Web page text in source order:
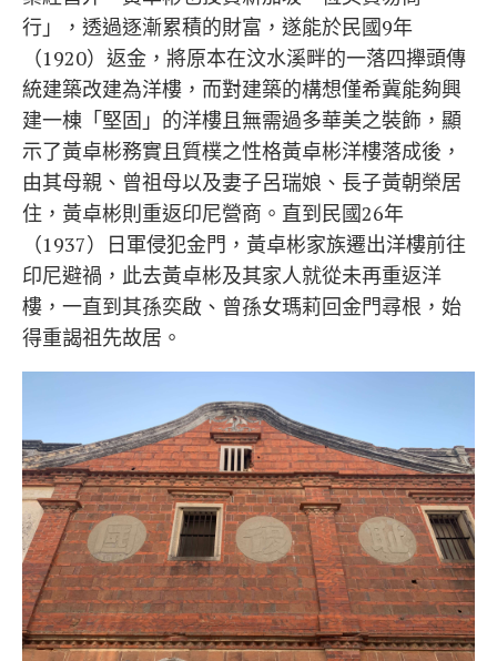
行」，透過逐漸累積的財富，遂能於民國9年
（1920）返金，將原本在汶水溪畔的一落四攑頭傳
統建築改建為洋樓，而對建築的構想僅希冀能夠興
建一棟「堅固」的洋樓且無需過多華美之裝飾，顯
示了黃卓彬務實且質樸之性格黃卓彬洋樓落成後，
由其母親、曾祖母以及妻子呂瑞娘、長子黃朝榮居
住，黃卓彬則重返印尼營商。直到民國26年
（1937）日軍侵犯金門，黃卓彬家族遷出洋樓前往
印尼避禍，此去黃卓彬及其家人就從未再重返洋
樓，一直到其孫奕啟、曾孫女瑪莉回金門尋根，始
得重謁祖先故居。